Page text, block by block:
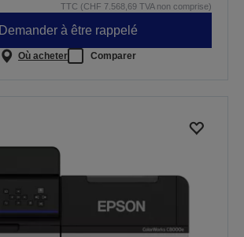
TTC (CHF 7.568,69 TVA non comprise)
Demander à être rappelé
Où acheter Comparer